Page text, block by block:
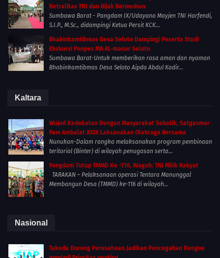
Netralitas TNI dan Bijak Bermedsos
Sumbawa Barat - Pangdam IX/Udayana Mayjen TNI Harfendi,
S.I.P., M.Sc., didampingi Ketua Persit KCK...
Bhabinkamtibmas Desa Seloto Dampingi Peserta Studi
Ekskursi Ponpes MA AL-manar Seloto
Sumbawa Barat-Untuk memberikan rasa aman dan nyaman
Bhabinkamtibmas Desa Seloto Aipda Abdul Kadir...
Kaltara
Wujud Kedekatan Dengan Masyarakat Sebatik, Satgasmar
Pam Ambalat XXIX Laksanakan Olahraga Bersama
Nunukan-Dalam rangka melaksanakan program pembinaan
teritorial (Binter) di wilayah penugasan serta...
Pangdam Tutup TMMD Ke -116, Wagub: TNI Milik Rakyat
TARAKAN – Pelaksanaan operasi Tentara Manunggal
Membangun Desa (TMMD) ke-116 di wilayah...
Nasional
Takeda Dorong Perusahaan Jadikan Pencegahan Dengue